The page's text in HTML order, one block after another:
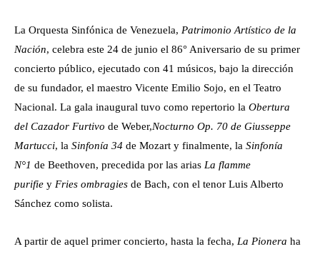
La Orquesta Sinfónica de Venezuela, Patrimonio Artístico de la
Nación, celebra este 24 de junio el 86° Aniversario de su primer
concierto público, ejecutado con 41 músicos, bajo la dirección
de su fundador, el maestro Vicente Emilio Sojo, en el Teatro
Nacional. La gala inaugural tuvo como repertorio la Obertura
del Cazador Furtivo de Weber,Nocturno Op. 70 de Giusseppe
Martucci, la Sinfonía 34 de Mozart y finalmente, la Sinfonía
N°1 de Beethoven, precedida por las arias La flamme
purifie y Fries ombragies de Bach, con el tenor Luis Alberto
Sánchez como solista.
A partir de aquel primer concierto, hasta la fecha, La Pionera ha